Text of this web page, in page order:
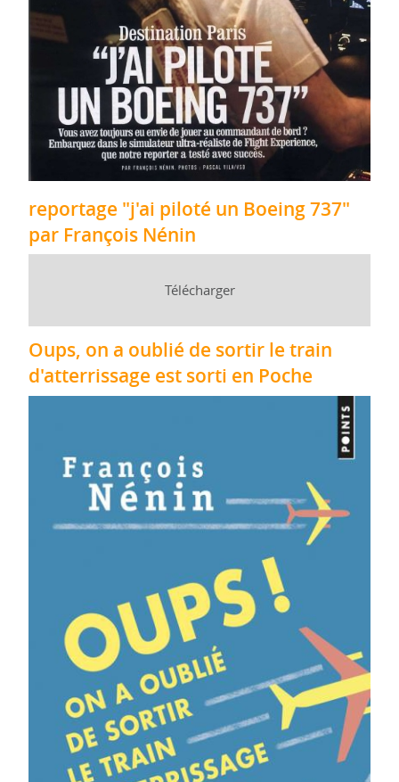
reportage "j'ai piloté un Boeing 737"
par François Nénin
Télécharger
Oups, on a oublié de sortir le train
d'atterrissage est sorti en Poche